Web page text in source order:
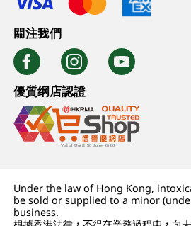
關注我們
優質纲店認證
Under the law of Hong Kong,
be sold or supplied to a minor
business.